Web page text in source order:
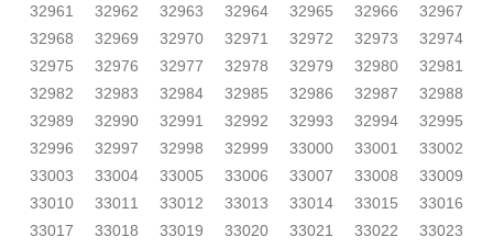
32961
32962 32963 32964 32965 32966
32967
32968
32969 32970 32971 32972 32973
32974
32975
32976 32977 32978 32979 32980
32981
32982
32983 32984 32985 32986 32987
32988
32989
32990 32991 32992 32993 32994
32995
32996
32997 32998 32999 33000 33001
33002
33003
33004 33005 33006 33007 33008
33009
33010
33011 33012 33013 33014 33015
33016
33017
33018 33019 33020 33021 33022
33023